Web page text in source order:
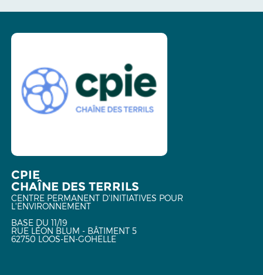
CPIE
CHAÎNE DES TERRILS
CENTRE PERMANENT D'INITIATIVES POUR
L'ENVIRONNEMENT
BASE DU 11/19
RUE LÉON BLUM - BÂTIMENT 5
62750 LOOS-EN-GOHELLE